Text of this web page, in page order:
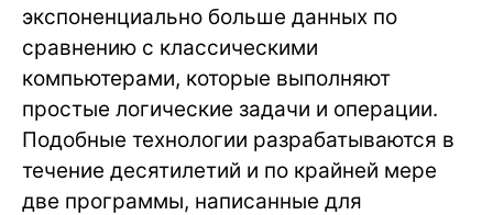
экспоненциально больше данных по
сравнению с классическими
компьютерами, которые выполняют
простые логические задачи и операции.
Подобные технологии разрабатываются в
течение десятилетий и по крайней мере
две программы, написанные для